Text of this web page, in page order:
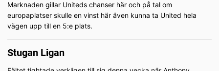
Marknaden gillar Uniteds chanser här och på tal om
europaplatser skulle en vinst här även kunna ta United hela
vägen upp till en 5:e plats.
Stugan Ligan